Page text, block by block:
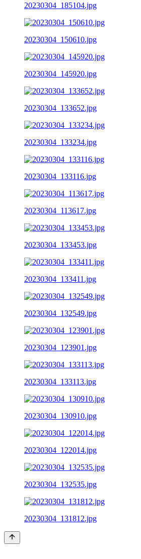
20230304_185104.jpg
20230304_150610.jpg
20230304_145920.jpg
20230304_133652.jpg
20230304_133234.jpg
20230304_133116.jpg
20230304_113617.jpg
20230304_133453.jpg
20230304_133411.jpg
20230304_132549.jpg
20230304_123901.jpg
20230304_133113.jpg
20230304_130910.jpg
20230304_122014.jpg
20230304_132535.jpg
20230304_131812.jpg